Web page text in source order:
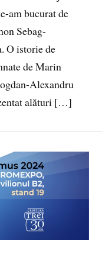
am bucurat de
Sebag-
O istorie de
de Marin
Alexandru
alături […]